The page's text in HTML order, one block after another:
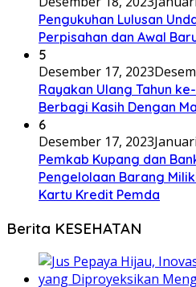
Pengukuhan Lulusan
Perpisahan dan Awal
5
Desember 17, 2023
Rayakan Ulang Tahun
Berbagi Kasih Dengan
6
Desember 17, 2023
Pemkab Kupang dan
Pengelolaan Barang
Kartu Kredit Pemda
Berita KESEHATAN